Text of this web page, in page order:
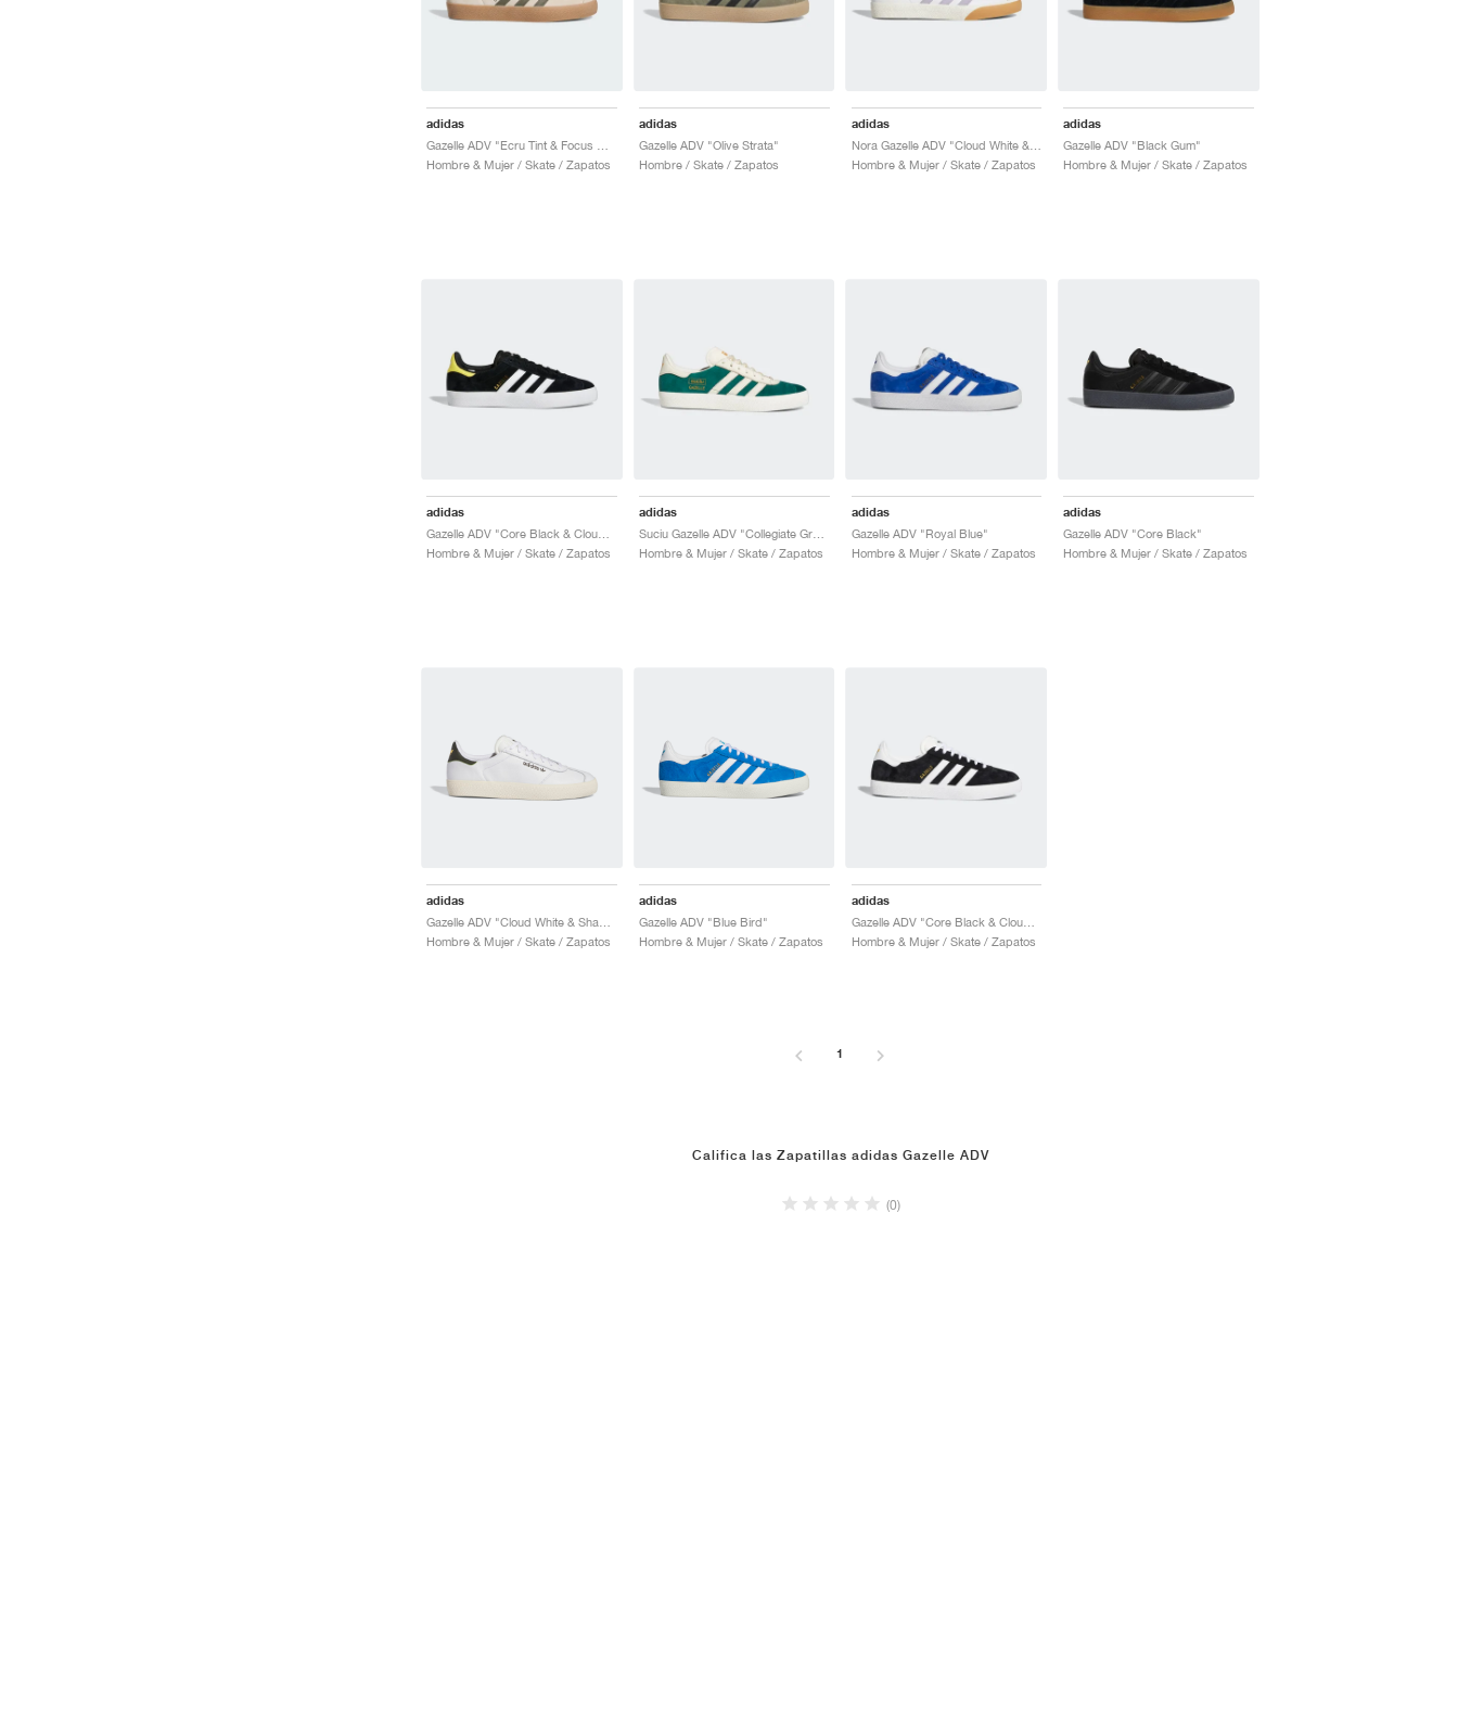
adidas
Hombre & Mujer / Skate / Zapatos
adidas
Gazelle ADV "Olive Strata"
Hombre / Skate / Zapatos
adidas
Hombre & Mujer / Skate / Zapatos
adidas
Gazelle ADV "Black Gum"
Hombre & Mujer / Skate / Zapatos
adidas
Hombre & Mujer / Skate / Zapatos
adidas
Suciu Gazelle ADV "Collegiate Green"
Hombre & Mujer / Skate / Zapatos
adidas
Gazelle ADV "Royal Blue"
Hombre & Mujer / Skate / Zapatos
adidas
Gazelle ADV "Core Black"
Hombre & Mujer / Skate / Zapatos
adidas
Hombre & Mujer / Skate / Zapatos
adidas
Gazelle ADV "Blue Bird"
Hombre & Mujer / Skate / Zapatos
adidas
Gazelle ADV "Core Black & Cloud White"
Hombre & Mujer / Skate / Zapatos
1
Califica las Zapatillas adidas Gazelle ADV
(0)